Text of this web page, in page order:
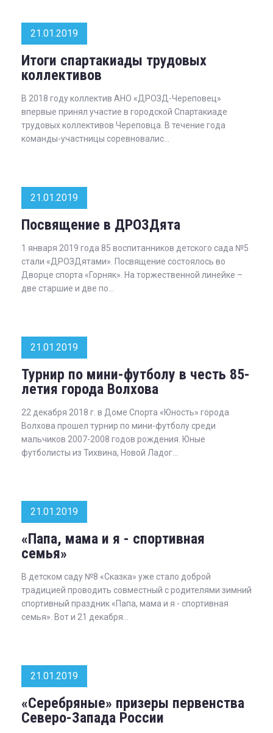
21.01.2019
Итоги спартакиады трудовых
коллективов
В 2018 году коллектив АНО «ДРОЗД-Череповец»
впервые принял участие в городской Спартакиаде
трудовых коллективов Череповца. В течение года
команды-участницы соревновалис...
21.01.2019
Посвящение в ДРОЗДята
1 января 2019 года 85 воспитанников детского сада №5
стали «ДРОЗДятами». Посвящение состоялось во
Дворце спорта «Горняк». На торжественной линейке –
две старшие и две по...
21.01.2019
Турнир по мини-футболу в честь 85-
летия города Волхова
22 декабря 2018 г. в Доме Спорта «Юность» города
Волхова прошел турнир по мини-футболу среди
мальчиков 2007-2008 годов рождения. Юные
футболисты из Тихвина, Новой Ладог...
21.01.2019
«Папа, мама и я - спортивная
семья»
В детском саду №8 «Сказка» уже стало доброй
традицией проводить совместный с родителями зимний
спортивный праздник «Папа, мама и я - спортивная
семья». Вот и 21 декабря...
21.01.2019
«Серебряные» призеры первенства
Северо-Запада России